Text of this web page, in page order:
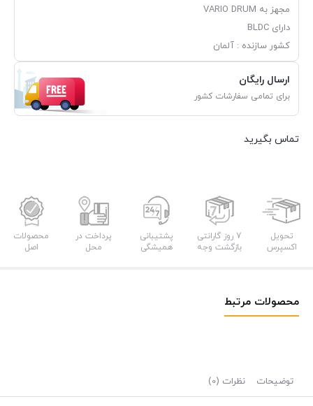
مجهز به VARIO DRUM
دارای BLDC
کشور سازنده : آلمان
ارسال رایگان
برای تمامی سفارشات کشور
تماس بگیرید
تحویل
اکسپرس
7 روز گارانتی
بازگشت وجه
پشتیبانی
همیشگی
پرداخت در
محل
محصولات
اصل
محصولات مرتبط
توضیحات نظرات (0)